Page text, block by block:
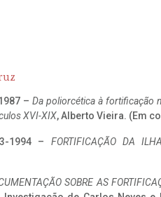
– Da poliorcética à fortificação
XVI-XIX, Alberto Vieira. (Em
1994 – FORTIFICAÇÃO DA
SOBRE AS